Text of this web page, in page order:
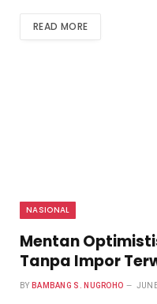
READ MORE
NASIONAL
Mentan
Tanpa Impor
BY BAMBANG S. NUGROHO